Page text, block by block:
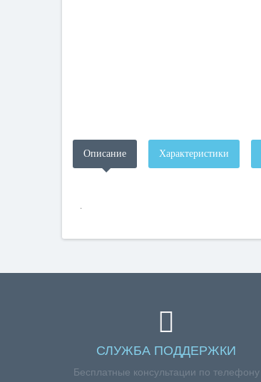
Описание Характеристики
.
СЛУЖБА ПОДДЕРЖКИ
Бесплатные консультации по телефону